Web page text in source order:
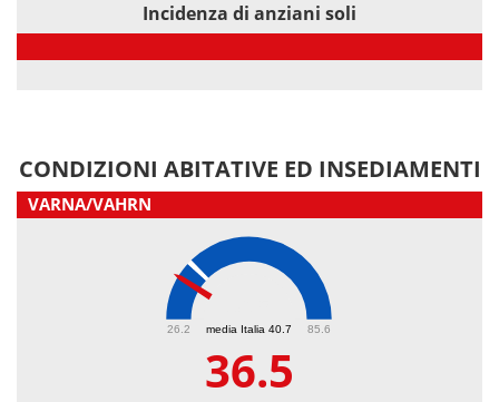
Incidenza di anziani soli
CONDIZIONI ABITATIVE ED INSEDIAMENTI
VARNA/VAHRN
media Italia 40.7
26.2 85.6
36.5